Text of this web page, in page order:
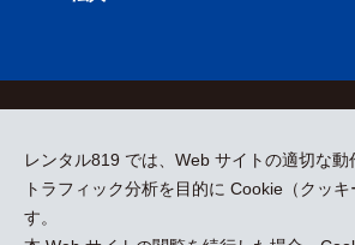
レンタル819 では、Web サイトの適切な動
トラフィック分析を目的に Cookie（クッ
す。
採用情報
プレ